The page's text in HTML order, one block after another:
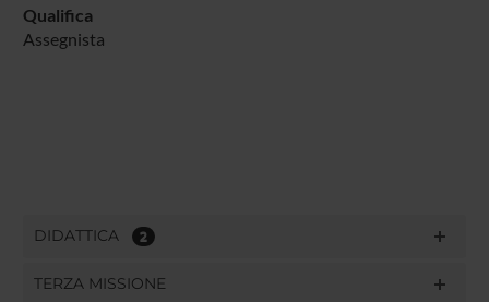
Qualifica
Assegnista
DIDATTICA 2
TERZA MISSIONE